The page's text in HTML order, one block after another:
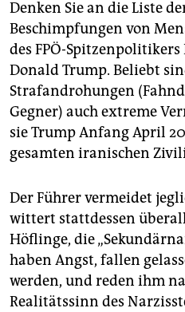
Denken Sie an die Liste
Beschimpfungen von
des FPÖ-
Donald Trump. Beliebt
Strafandrohungen
Gegner) auch extreme
sie Trump Anfang April
gesamten iranischen
Der Führer vermeidet
wittert stattdessen
Höflinge, die
haben Angst, fallen
werden, und reden ihm
Realitätssinn des